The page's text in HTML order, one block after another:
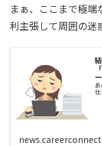
まぁ、ここまで極
利主張して周囲の迷
仕